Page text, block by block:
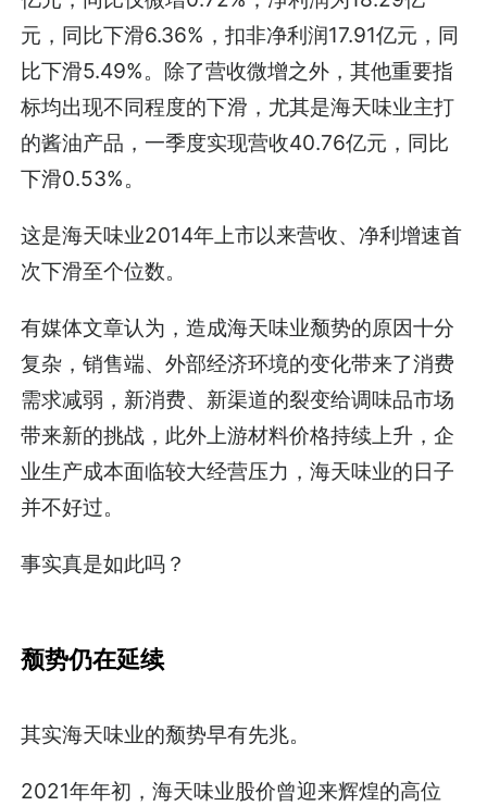
元，同比下滑6.36%，扣非净利润17.91亿元，同
比下滑5.49%。除了营收微增之外，其他重要指
标均出现不同程度的下滑，尤其是海天味业主打
的酱油产品，一季度实现营收40.76亿元，同比
下滑0.53%。
这是海天味业2014年上市以来营收、净利增速首
次下滑至个位数。
有媒体文章认为，造成海天味业颓势的原因十分
复杂，销售端、外部经济环境的变化带来了消费
需求减弱，新消费、新渠道的裂变给调味品市场
带来新的挑战，此外上游材料价格持续上升，企
业生产成本面临较大经营压力，海天味业的日子
并不好过。
事实真是如此吗？
颓势仍在延续
其实海天味业的颓势早有先兆。
2021年年初，海天味业股价曾迎来辉煌的高位